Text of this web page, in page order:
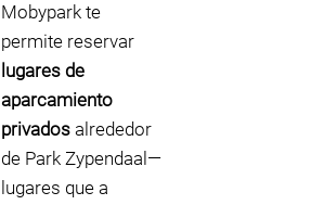
Mobypark te
permite reservar
lugares de
aparcamiento
privados alrededor
de Park Zypendaal—
lugares que a